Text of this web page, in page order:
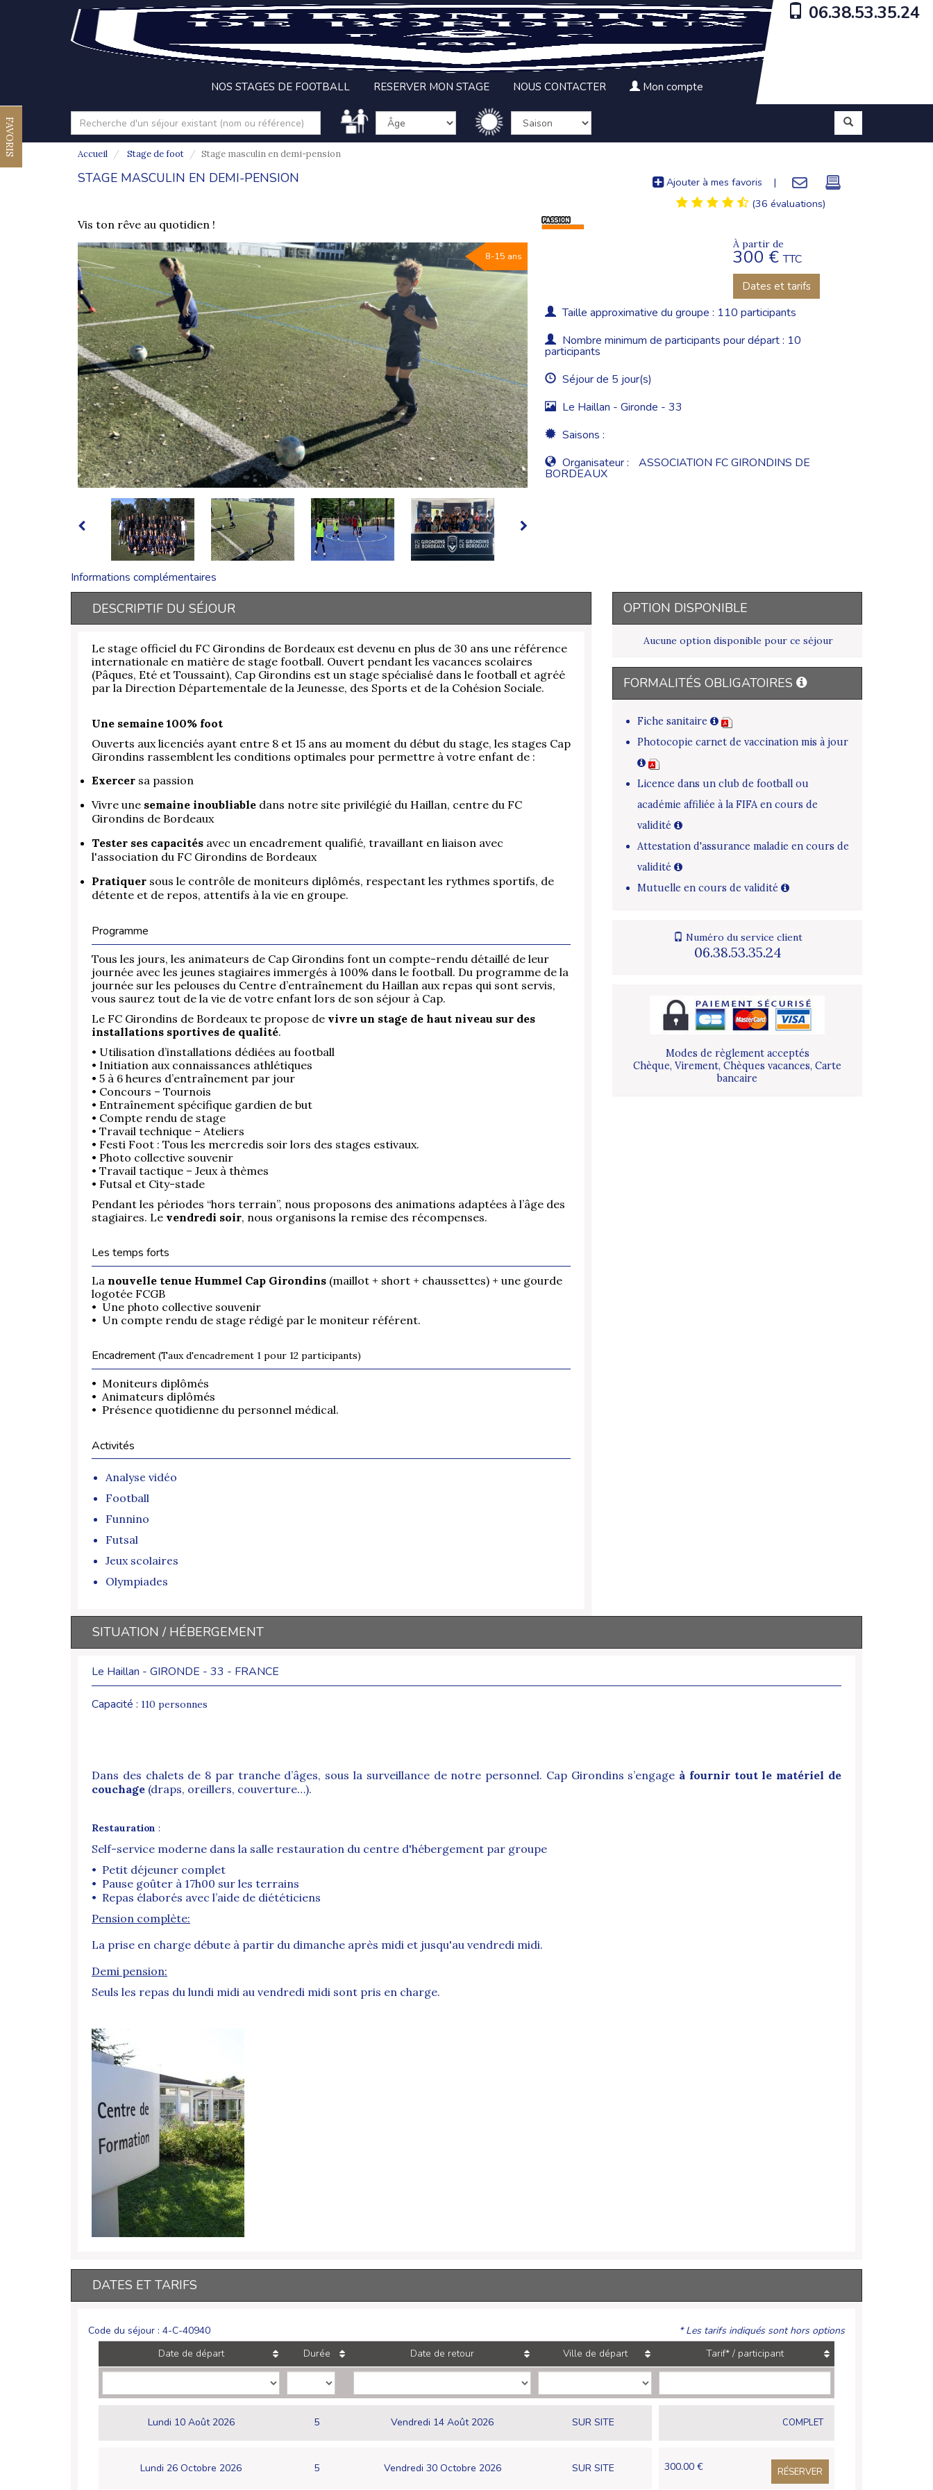
06.38.53.35.24
NOS STAGES DE FOOTBALL RESERVER MON STAGE NOUS CONTACTER Mon compte
FAVORIS Accueil Stage de foot Stage masculin en demi-pension
STAGE MASCULIN EN DEMI-PENSION Ajouter à mes favoris |
(36 évaluations)
Vis ton rêve au quotidien !
8-15 ans
À partir de
300 €TTC
Dates et tarifs
Taille approximative du groupe : 110 participants
Nombre minimum de participants pour départ : 10
participants
Séjour de 5 jour(s)
Le Haillan - Gironde - 33
Saisons :
Organisateur :
ASSOCIATION FC GIRONDINS DE
BORDEAUX
Informations complémentaires
DESCRIPTIF DU SÉJOUR
Le stage officiel du FC Girondins de Bordeaux est devenu en plus de 30 ans une référence
internationale en matière de stage football. Ouvert pendant les vacances scolaires
(Pâques, Eté et Toussaint), Cap Girondins est un stage spécialisé dans le football et agréé
par la Direction Départementale de la Jeunesse, des Sports et de la Cohésion Sociale.
Une semaine 100% foot
Ouverts aux licenciés ayant entre 8 et 15 ans au moment du début du stage, les stages Cap
Girondins rassemblent les conditions optimales pour permettre à votre enfant de :
Exercer sa passion
Vivre une semaine inoubliable dans notre site privilégié du Haillan, centre du FC
Girondins de Bordeaux
Tester ses capacités avec un encadrement qualifié, travaillant en liaison avec
l'association du FC Girondins de Bordeaux
Pratiquer sous le contrôle de moniteurs diplômés, respectant les rythmes sportifs, de
détente et de repos, attentifs à la vie en groupe.
Programme
Tous les jours, les animateurs de Cap Girondins font un compte-rendu détaillé de leur
journée avec les jeunes stagiaires immergés à 100% dans le football. Du programme de la
journée sur les pelouses du Centre d’entraînement du Haillan aux repas qui sont servis,
vous saurez tout de la vie de votre enfant lors de son séjour à Cap.
Le FC Girondins de Bordeaux te propose de vivre un stage de haut niveau sur des
installations sportives de qualité.
• Utilisation d’installations dédiées au football
• Initiation aux connaissances athlétiques
• 5 à 6 heures d’entraînement par jour
• Concours – Tournois
• Entraînement spécifique gardien de but
• Compte rendu de stage
• Travail technique – Ateliers
• Festi Foot : Tous les mercredis soir lors des stages estivaux.
• Photo collective souvenir
• Travail tactique – Jeux à thèmes
• Futsal et City-stade
Pendant les périodes “hors terrain”, nous proposons des animations adaptées à l’âge des
stagiaires. Le vendredi soir, nous organisons la remise des récompenses.
Les temps forts
La nouvelle tenue Hummel Cap Girondins (maillot + short + chaussettes) + une gourde
logotée FCGB
• Une photo collective souvenir
• Un compte rendu de stage rédigé par le moniteur référent.
Encadrement (Taux d'encadrement 1 pour 12 participants)
• Moniteurs diplômés
• Animateurs diplômés
• Présence quotidienne du personnel médical.
Activités
Analyse vidéo
Football
Funnino
Futsal
Jeux scolaires
Olympiades
OPTION DISPONIBLE
Aucune option disponible pour ce séjour
FORMALITÉS OBLIGATOIRES
Fiche sanitaire
Photocopie carnet de vaccination mis à jour
Licence dans un club de football ou
académie affiliée à la FIFA en cours de
validité
Attestation d'assurance maladie en cours de
validité
Mutuelle en cours de validité
Numéro du service client
06.38.53.35.24
Modes de règlement acceptés
Chèque, Virement, Chèques vacances, Carte
bancaire
SITUATION / HÉBERGEMENT
Le Haillan - GIRONDE - 33 - FRANCE
Capacité : 110 personnes
Dans des chalets de 8 par tranche d’âges, sous la surveillance de notre personnel. Cap Girondins s’engage à fournir tout le matériel de
couchage (draps, oreillers, couverture…).
Restauration :
Self-service moderne dans la salle restauration du centre d'hébergement par groupe
• Petit déjeuner complet
• Pause goûter à 17h00 sur les terrains
• Repas élaborés avec l’aide de diététiciens
Pension complète:
La prise en charge débute à partir du dimanche après midi et jusqu'au vendredi midi.
Demi pension:
Seuls les repas du lundi midi au vendredi midi sont pris en charge.
DATES ET TARIFS
Code du séjour : 4-C-40940
* Les tarifs indiqués sont hors options
Date de départ
Durée Date de retour Ville de départ Tarif* / participant
Lundi 10 Août 2026 5 Vendredi 14 Août 2026 SUR SITE COMPLET
Lundi 26 Octobre 2026 5 Vendredi 30 Octobre 2026 SUR SITE 300.00 € RÉSERVER